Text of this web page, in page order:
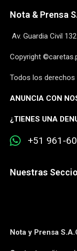
Nota & Prensa
Av. Guardia Civil
Copyright
Todos los derechos
ANUNCIA CON
¿TIENES UNA
+51 961-
Nuestras
Nota y Prensa